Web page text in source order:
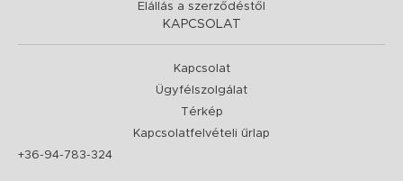
Elállás a szerződéstől
KAPCSOLAT
Kapcsolat
Ügyfélszolgálat
Térkép
Kapcsolatfelvételi űrlap
+36-94-783-324